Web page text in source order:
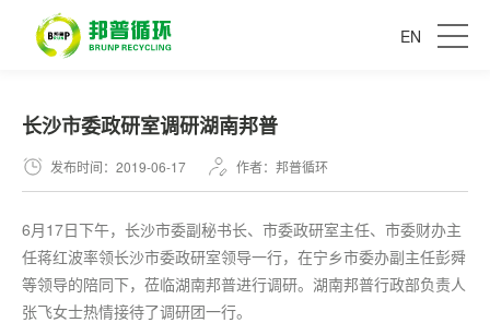
EN
长沙市委政研室调研湖南邦普
发布时间：2019-06-17 作者：邦普循环
6月17日下午，长沙市委副秘书长、市委政研室主任、市委财办主
任蒋红波率领长沙市委政研室领导一行，在宁乡市委办副主任彭舜
等领导的陪同下，莅临湖南邦普进行调研。湖南邦普行政部负责人
张飞女士热情接待了调研团一行。